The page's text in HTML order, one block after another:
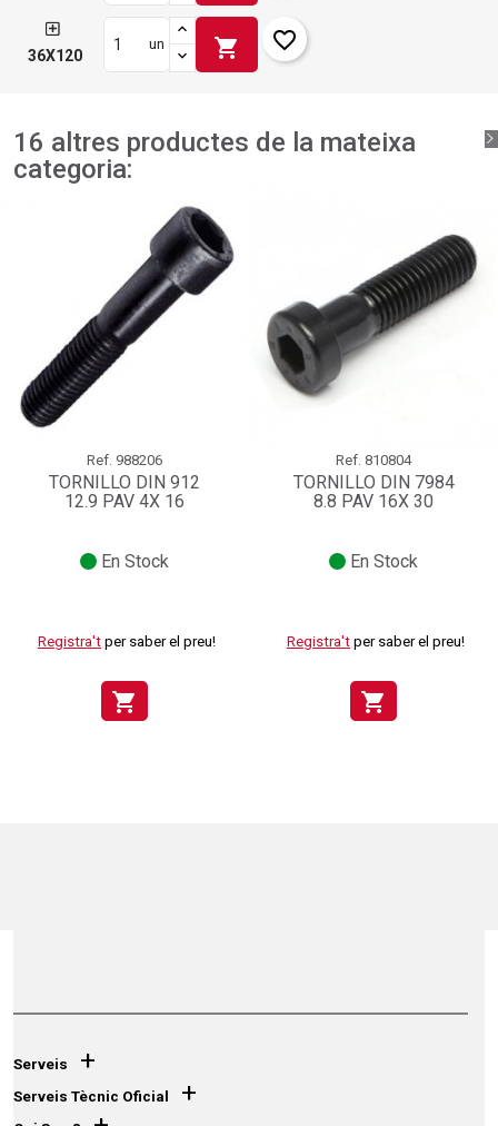
36X120
un shopping_cart favorite_border
16 altres productes de la mateixa
categoria:
Ref. 988206
TORNILLO DIN 912
12.9 PAV 4X 16
En Stock
Registra't per saber el preu!
shopping_cart
Ref. 810804
TORNILLO DIN 7984
8.8 PAV 16X 30
En Stock
Registra't per saber el preu!
shopping_cart
Serveis +
Serveis Tècnic Oficial +